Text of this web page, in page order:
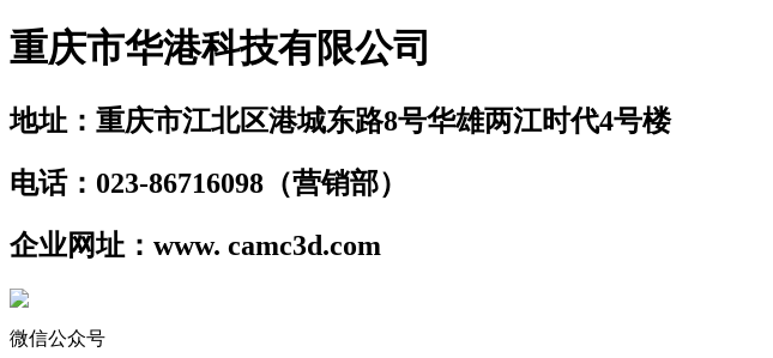
重庆市华港科技有限公司
地址：重庆市江北区港城东路8号华雄两江时代4号楼
电话：023-86716098（营销部）
企业网址：www. camc3d.com
微信公众号